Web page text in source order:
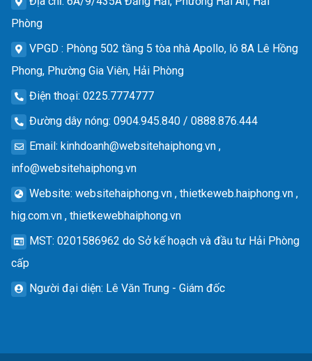
Phòng
VPGD : Phòng 502 tầng 5 tòa nhà Apollo, lô 8A Lê Hồng
Phong, Phường Gia Viên, Hải Phòng
Điện thoại: 0225.7774777
Đường dây nóng: 0904.945.840 / 0888.876.444
Email: kinhdoanh@websitehaiphong.vn ,
info@websitehaiphong.vn
Website: websitehaiphong.vn , thietkeweb.haiphong.vn ,
hig.com.vn , thietkewebhaiphong.vn
MST: 0201586962 do Sở kế hoạch và đầu tư Hải Phòng
cấp
Người đại diện: Lê Văn Trung - Giám đốc